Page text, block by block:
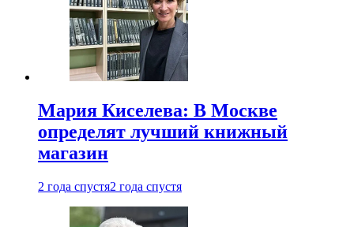
Мария Киселева: В Москве
определят лучший книжный
магазин
2 года спустя2 года спустя